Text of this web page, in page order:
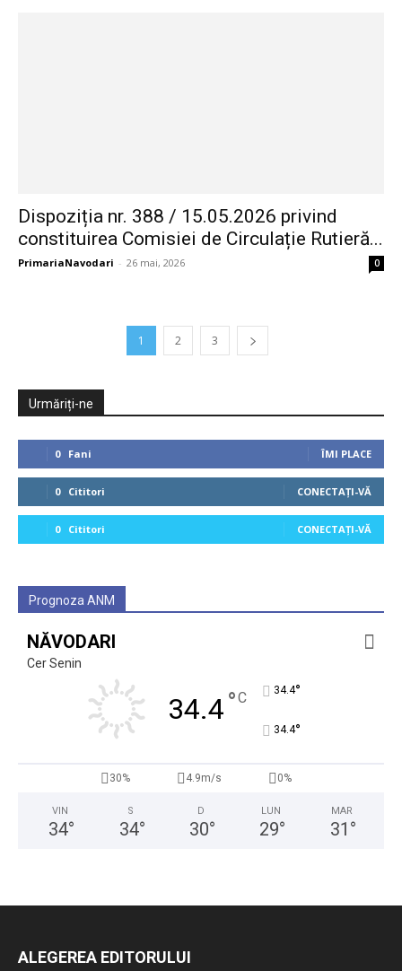
Dispoziția nr. 388 / 15.05.2026 privind
constituirea Comisiei de Circulație Rutieră...
PrimariaNavodari - 26 mai, 2026 0
1 2 3
Urmăriți-ne
0 Fani ÎMI PLACE
0 Cititori CONECTAȚI-VĂ
0 Cititori CONECTAȚI-VĂ
Prognoza ANM
NĂVODARI
Cer Senin
34.4°C 34.4°
34.4°
30% 4.9m/s 0%
VIN
34°
S
34°
D
30°
LUN
29°
MAR
31 °
ALEGEREA EDITORULUI